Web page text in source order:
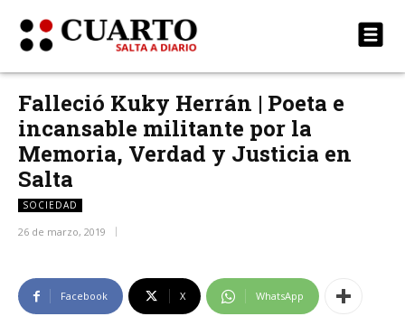
Falleció Kuky Herrán | Poeta e
incansable militante por la
Memoria, Verdad y Justicia en
Salta
SOCIEDAD
26 de marzo, 2019
Facebook X WhatsApp